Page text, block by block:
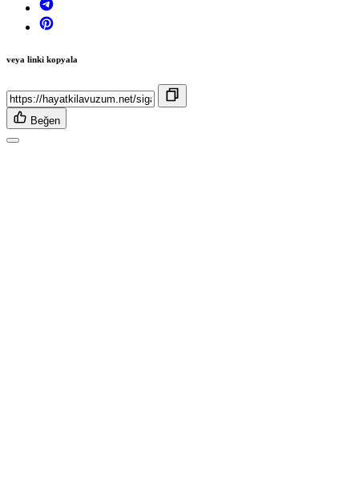
veya linki kopyala
Beğen